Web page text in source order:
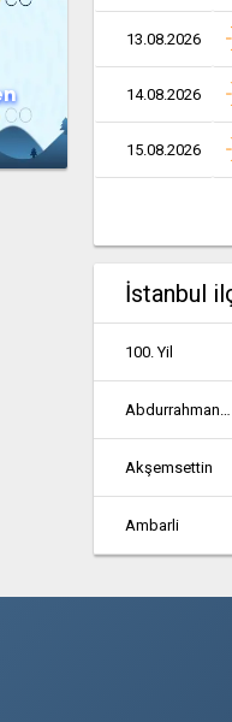
13.08.2026
14.08.2026
15.08.2026
İstanbul
100. Yil
Abdurrahmangazi
Akşemsettin
Ambarli